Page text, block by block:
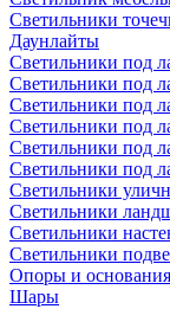
Светильники
Даунлайты
Светильники под
Светильники под
Светильники под
Светильники под
Светильники под
Светильники под
Светильники
Светильники
Светильники
Светильники
Опоры и основания
Шары